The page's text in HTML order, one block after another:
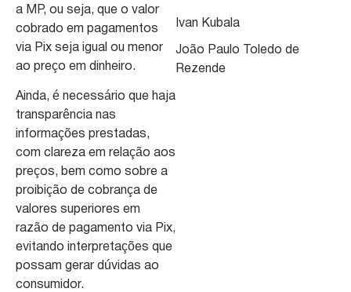
a MP, ou seja, que o valor
cobrado em pagamentos
via Pix seja igual ou menor
ao preço em dinheiro.
Ainda, é necessário que haja
transparência nas
informações prestadas,
com clareza em relação aos
preços, bem como sobre a
proibição de cobrança de
valores superiores em
razão de pagamento via Pix,
evitando interpretações que
possam gerar dúvidas ao
consumidor.
Ivan Kubala
João Paulo Toledo de
Rezende